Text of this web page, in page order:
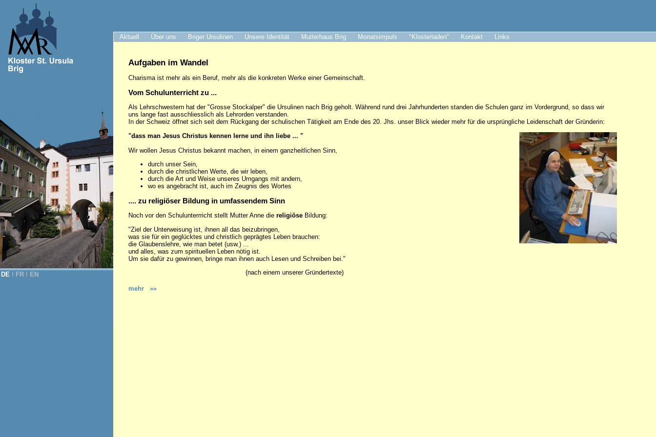
Aktuell Über uns Briger Ursulinen Unsere Identität Mutterhaus Brig Monatsimpuls "Klosterladen" Kontakt Links
DE FR EN
Aufgaben im Wandel
Charisma ist mehr als ein Beruf, mehr als die konkreten Werke einer Gemeinschaft.
Vom Schulunterricht zu ...
Als Lehrschwestern hat der "Grosse Stockalper" die Ursulinen nach Brig geholt. Während rund drei Jahrhunderten standen die Schulen ganz im Vordergrund, so dass wir
uns lange fast ausschliesslich als Lehrorden verstanden.
In der Schweiz öffnet sich seit dem Rückgang der schulischen Tätigkeit am Ende des 20. Jhs. unser Blick wieder mehr für die ursprüngliche Leidenschaft der Gründerin:
"dass man Jesus Christus kennen lerne und ihn liebe ... "
Wir wollen Jesus Christus bekannt machen, in einem ganzheitlichen Sinn,
durch unser Sein,
durch die christlichen Werte, die wir leben,
durch die Art und Weise unseres Umgangs mit andern,
wo es angebracht ist, auch im Zeugnis des Wortes
.... zu religiöser Bildung in umfassendem Sinn
Noch vor den Schulunterrricht stellt Mutter Anne die religiöse Bildung:
"Ziel der Unterweisung ist, ihnen all das beizubringen,
was sie für ein geglücktes und christlich geprägtes Leben brauchen:
die Glaubenslehre, wie man betet (usw.) ...
und alles, was zum spirituellen Leben nötig ist.
Um sie dafür zu gewinnen, bringe man ihnen auch Lesen und Schreiben bei."
(nach einem unserer Gründertexte)
mehr »»